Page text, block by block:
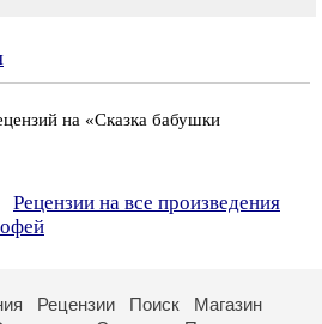
на «Сказка бабушки
Рецензии на все произведения
Рецензии Поиск
Магазин